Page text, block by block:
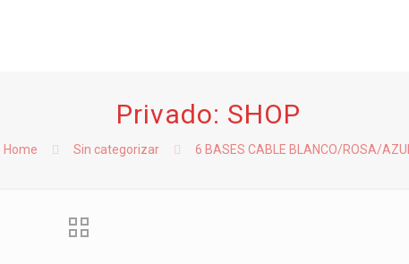
Privado: SHOP
Home Sin categorizar 6 BASES CABLE BLANCO/ROSA/